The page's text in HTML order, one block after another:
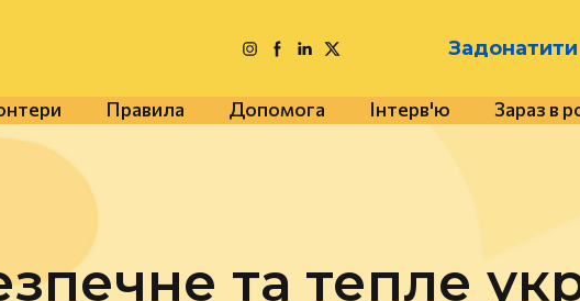
Задонатити
Правила Допомога Інтерв'ю Зараз в
та тепле